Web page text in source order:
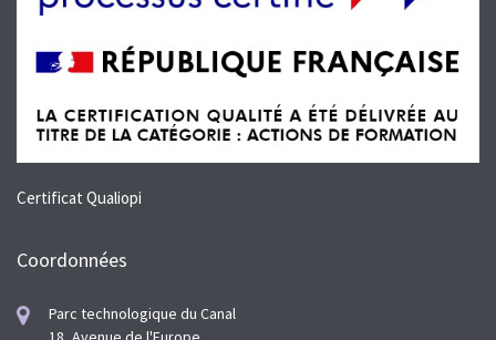
Certificat Qualiopi
Coordonnées
Parc technologique du Canal